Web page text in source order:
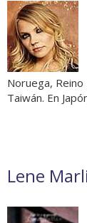
Noruega, Reino
Taiwán. En
Lene